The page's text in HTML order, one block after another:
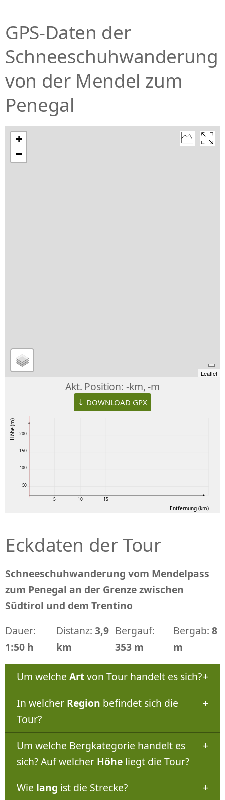
GPS-Daten der
Schneeschuhwanderung
von der Mendel zum
Penegal
+
−
Leaflet
Akt. Position: -km, -m
↓ DOWNLOAD GPX
50
100
150
200
5 10 15
Entfernung (km)
Höhe (m)
Eckdaten der Tour
Schneeschuhwanderung vom Mendelpass
zum Penegal an der Grenze zwischen
Südtirol und dem Trentino
Dauer:
1:50 h
Distanz: 3,9
km
Bergauf:
353 m
Bergab:8
m
Um welche Artvon Tour handelt es sich?
In welcher Region befindet sich die
Tour?
Um welche Bergkategorie handelt es
sich? Auf welcher Höheliegt die Tour?
Wie lang ist die Strecke?